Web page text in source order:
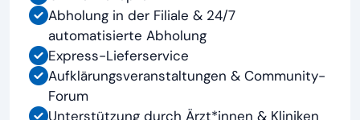
Abholung in der Filiale & 24/7
automatisierte Abholung
Express-Lieferservice
Aufklärungsveranstaltungen & Community-
Forum
Unterstützung durch Ärzt*innen & Kliniken